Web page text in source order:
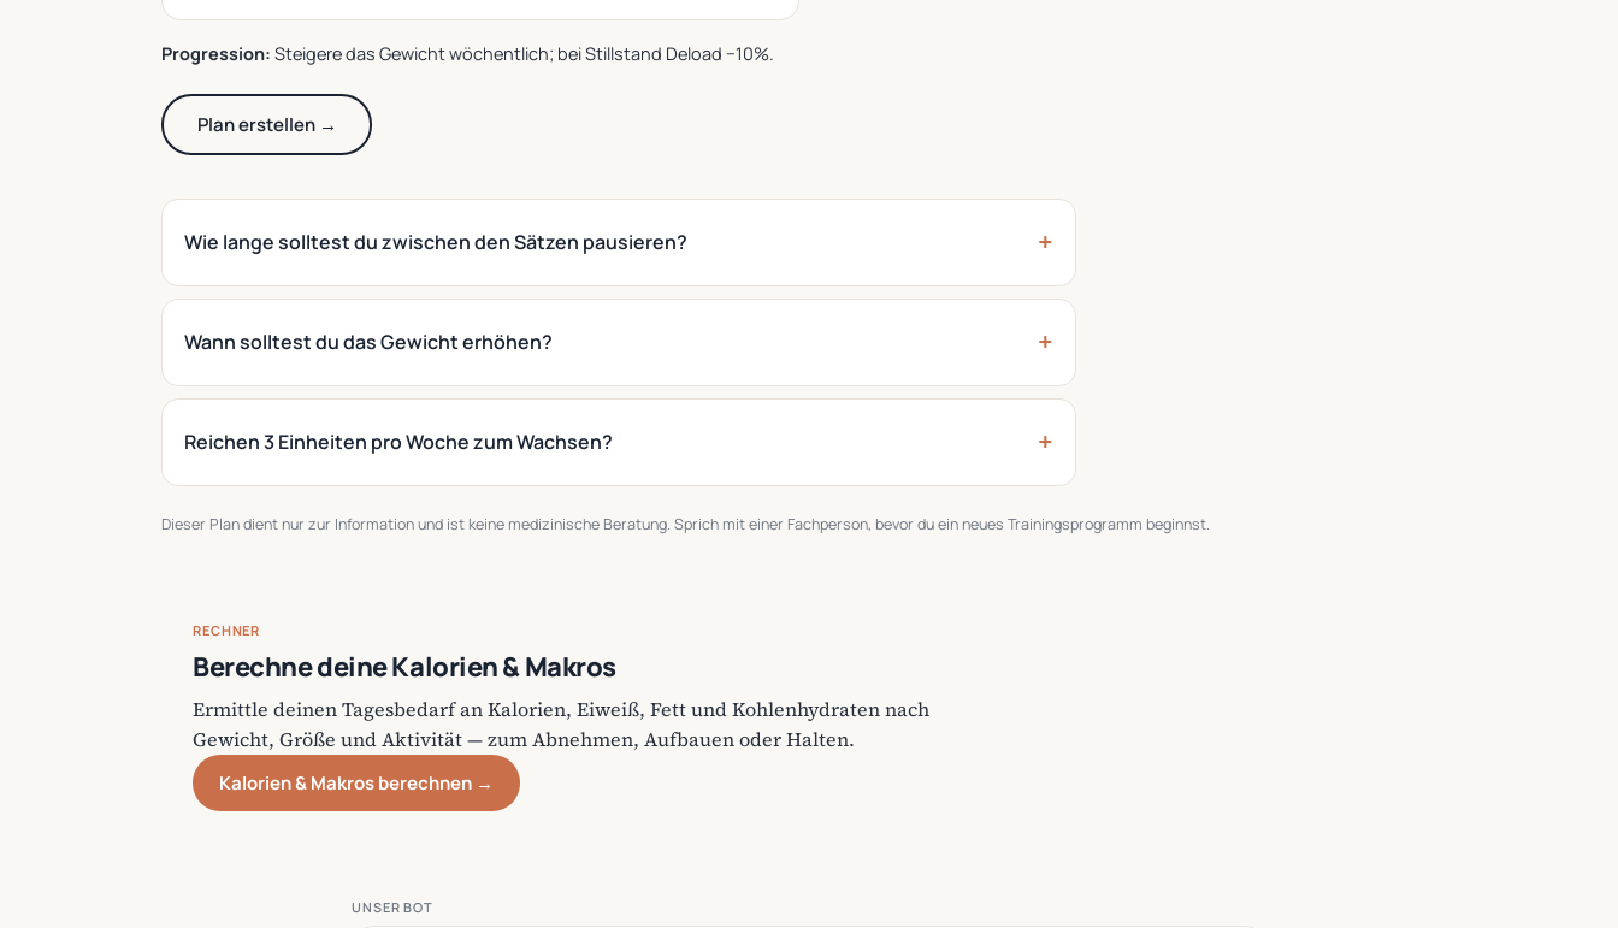
Progression: Steigere das Gewicht wöchentlich; bei Stillstand Deload −10%.
Plan erstellen →
Wie lange solltest du zwischen den Sätzen pausieren?
Wann solltest du das Gewicht erhöhen?
Reichen 3 Einheiten pro Woche zum Wachsen?
Dieser Plan dient nur zur Information und ist keine medizinische Beratung. Sprich mit einer Fachperson, bevor du ein neues Trainingsprogramm beginnst.
RECHNER
Berechne deine Kalorien & Makros
Ermittle deinen Tagesbedarf an Kalorien, Eiweiß, Fett und Kohlenhydraten nach
Gewicht, Größe und Aktivität — zum Abnehmen, Aufbauen oder Halten.
Kalorien & Makros berechnen →
UNSER BOT